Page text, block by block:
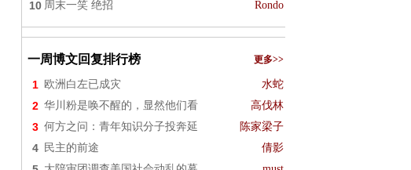
10 周末一笑 绝招 Rondo
一周博文回复排行榜 更多>>
1 欧洲白左已成灾 水蛇
2 华川粉是唤不醒的，显然他们看 高伐林
3 何方之问：青年知识分子投奔延 陈家梁子
4 民主的前途 倩影